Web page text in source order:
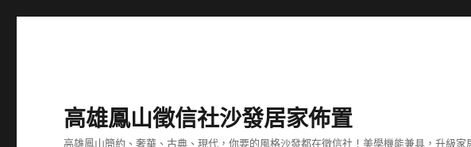
高雄鳳山徵信社沙發居家佈置
高雄鳳山簡約、奢華、古典、現代，你要的風格沙發都在徵信社！美學機能兼具，升級家